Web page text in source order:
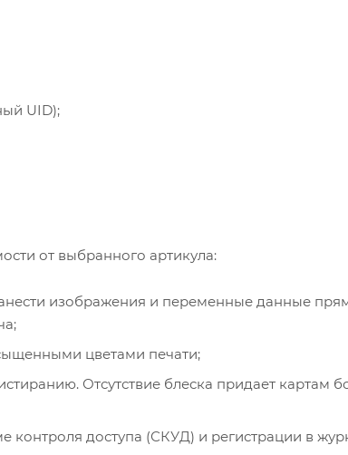
UID);
от выбранного артикула:
изображения и переменные данные
цветами печати;
Отсутствие блеска придает картам
контроля доступа (СКУД) и регистрации в